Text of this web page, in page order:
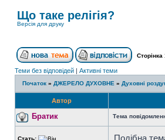
Що таке релігія?
Версія для друку
Сторінка
Теми без відповідей | Активні теми
Початок » ДЖЕРЕЛО ДУХОВНЕ » Духовні
Автор
Братик Тема
Стать:
Подібна